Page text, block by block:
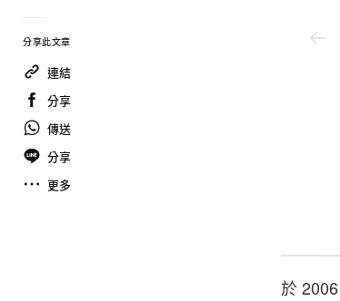
分享此文章
連結
分享
傳送
分享
更多
於